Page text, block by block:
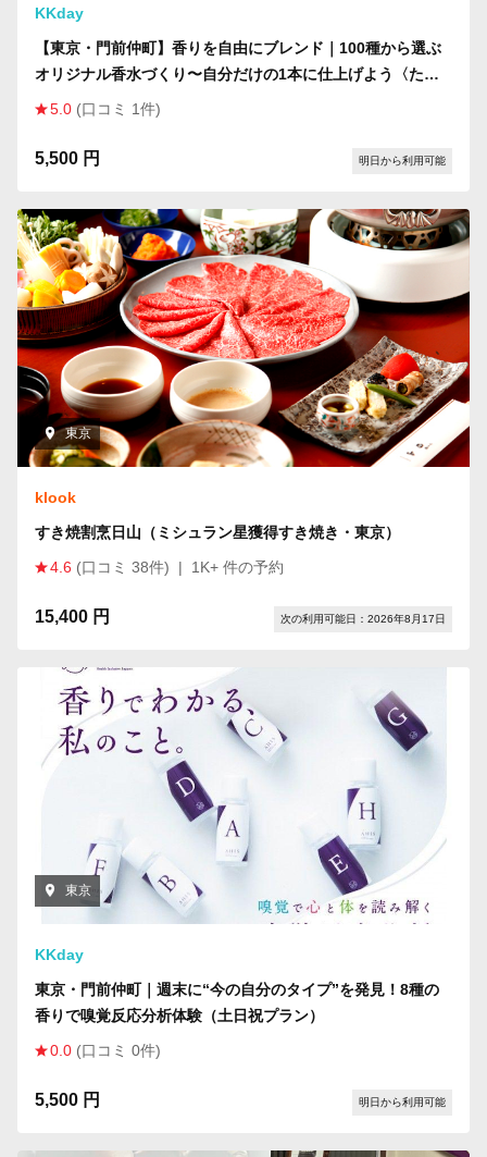
KKday
【東京・門前仲町】香りを自由にブレンド｜100種から選ぶ
オリジナル香水づくり〜自分だけの1本に仕上げよう〈たっ
ぷり25ml／瓶なしプラン〉
5.0 (口コミ 1件)
5,500 円 明日から利用可能
東京
klook
すき焼割烹日山（ミシュラン星獲得すき焼き・東京）
4.6 (口コミ 38件) | 1K+ 件の予約
15,400 円 次の利用可能日：2026年8月17日
東京
KKday
東京・門前仲町｜週末に“今の自分のタイプ”を発見！8種の
香りで嗅覚反応分析体験（土日祝プラン）
0.0 (口コミ 0件)
5,500 円 明日から利用可能